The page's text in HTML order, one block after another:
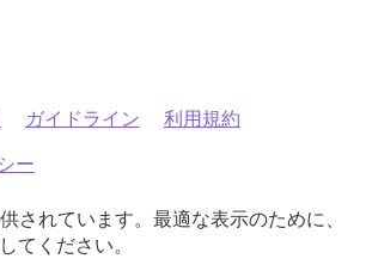
ガイドライン 利用規約
ー
されています。最適な表示のために、
てください。